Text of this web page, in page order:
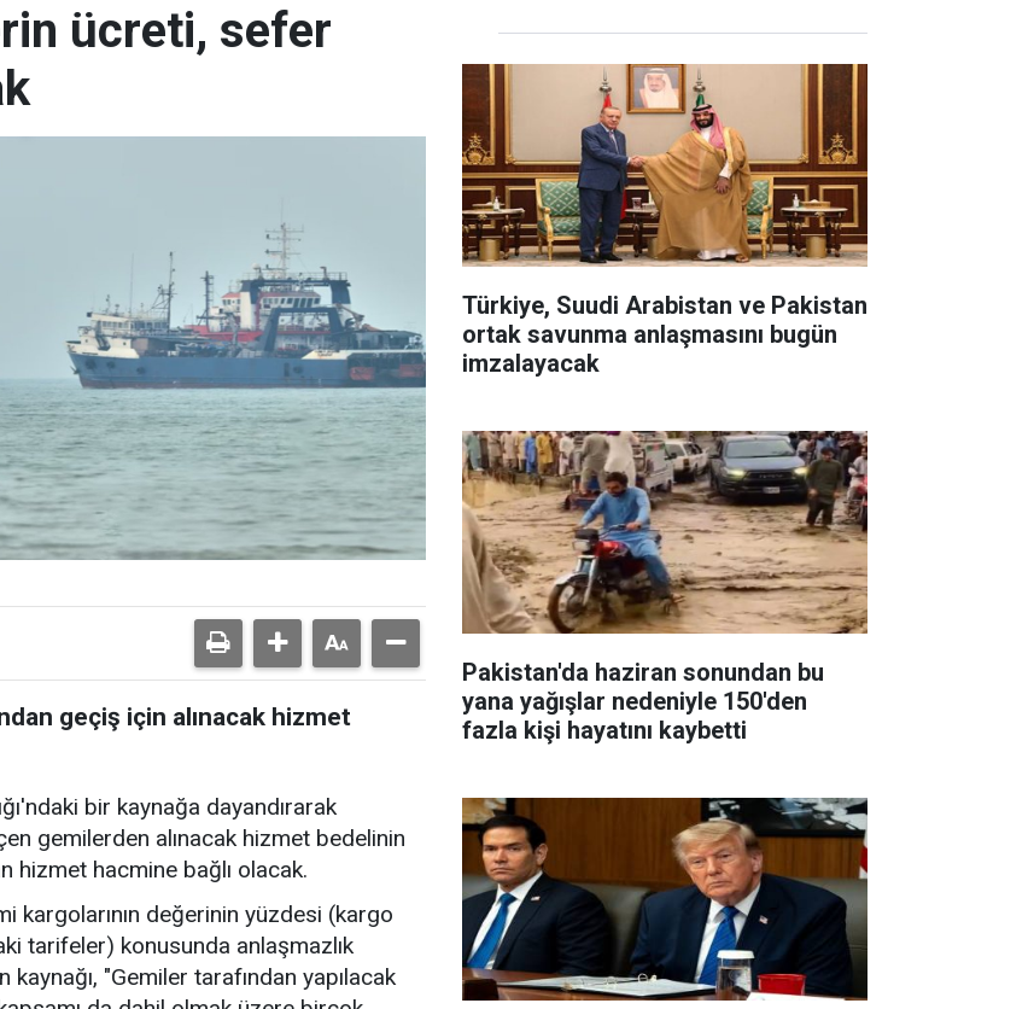
ücreti, sefer
geçiş için alınacak hizmet
bir kaynağa dayandırarak
gemilerden alınacak hizmet bedelinin
hizmet hacmine bağlı olacak.
kargolarının değerinin yüzdesi (kargo
tarifeler) konusunda anlaşmazlık
"Gemiler tarafından yapılacak
Türkiye, Suudi Arabistan ve Pakistan
ortak savunma anlaşmasını bugün
imzalayacak
Pakistan'da haziran sonundan bu
yana yağışlar nedeniyle 150'den
fazla kişi hayatını kaybetti